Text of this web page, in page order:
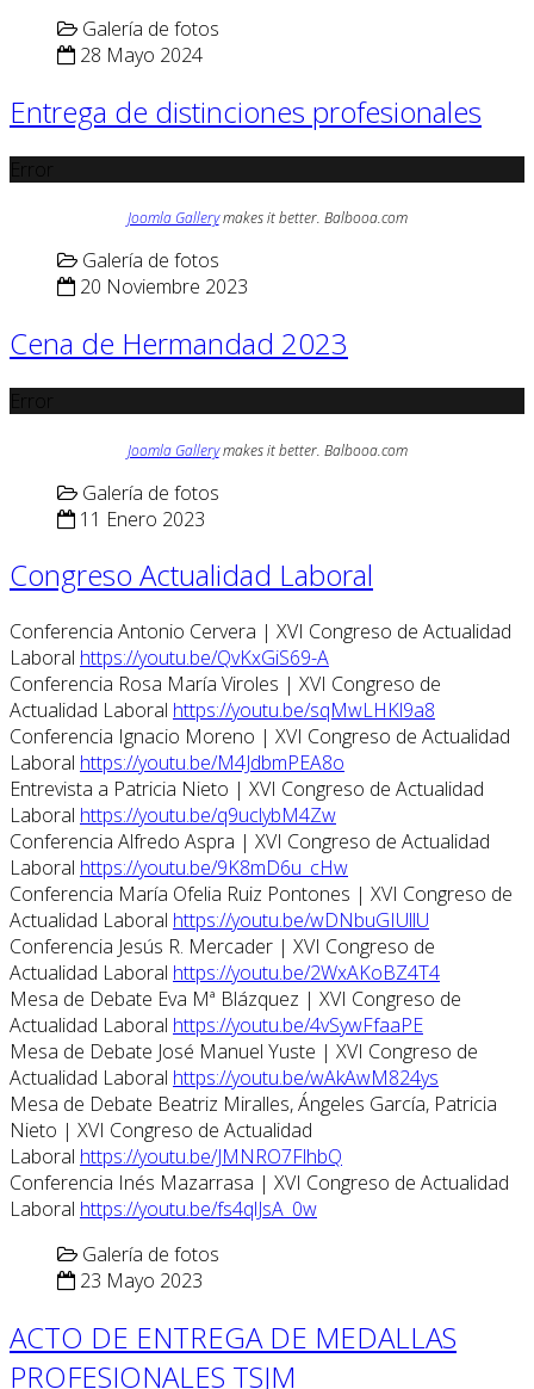
Galería de fotos
28 Mayo 2024
Entrega de distinciones profesionales
Joomla Gallerymakes it better. Balbooa.com
Galería de fotos
20 Noviembre 2023
Cena de Hermandad 2023
Joomla Gallerymakes it better. Balbooa.com
Galería de fotos
11 Enero 2023
Congreso Actualidad Laboral
Conferencia Antonio Cervera | XVI Congreso de Actualidad
Laboral https://youtu.be/QvKxGiS69-A
Conferencia Rosa María Viroles | XVI Congreso de
Actualidad Laboral https://youtu.be/sqMwLHKl9a8
Conferencia Ignacio Moreno | XVI Congreso de Actualidad
Laboral https://youtu.be/M4JdbmPEA8o
Entrevista a Patricia Nieto | XVI Congreso de Actualidad
Laboral https://youtu.be/q9uclybM4Zw
Conferencia Alfredo Aspra | XVI Congreso de Actualidad
Laboral https://youtu.be/9K8mD6u_cHw
Conferencia María Ofelia Ruiz Pontones | XVI Congreso de
Actualidad Laboral https://youtu.be/wDNbuGIUllU
Conferencia Jesús R. Mercader | XVI Congreso de
Actualidad Laboral https://youtu.be/2WxAKoBZ4T4
Mesa de Debate Eva Mª Blázquez | XVI Congreso de
Actualidad Laboral https://youtu.be/4vSywFfaaPE
Mesa de Debate José Manuel Yuste | XVI Congreso de
Actualidad Laboral https://youtu.be/wAkAwM824ys
Mesa de Debate Beatriz Miralles, Ángeles García, Patricia
Nieto | XVI Congreso de Actualidad
Laboral https://youtu.be/JMNRO7FlhbQ
Conferencia Inés Mazarrasa | XVI Congreso de Actualidad
Laboral https://youtu.be/fs4qlJsA_0w
Galería de fotos
23 Mayo 2023
ACTO DE ENTREGA DE MEDALLAS
PROFESIONALES TSJM